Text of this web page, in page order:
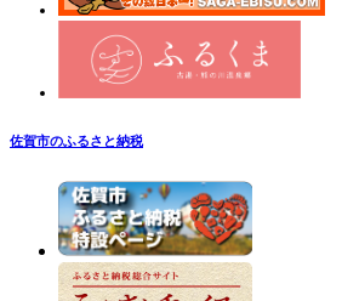
佐賀市のふるさと納税